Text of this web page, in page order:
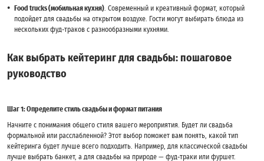
Food trucks (мобильная кухня) . Современный и креативный формат, который
подойдет для свадьбы на открытом воздухе. Гости могут выбирать блюда из
нескольких фуд-траков с разнообразными кухнями.
Как выбрать кейтеринг для свадьбы: пошаговое
руководство
Шаг 1: Определите стиль свадьбы и формат питания
Начните с понимания общего стиля вашего мероприятия. Будет ли свадьба
формальной или расслабленной? Этот выбор поможет вам понять, какой тип
кейтеринга будет лучше всего подходить. Например, для классической свадьбы
лучше выбрать банкет, а для свадьбы на природе — фуд-траки или фуршет.